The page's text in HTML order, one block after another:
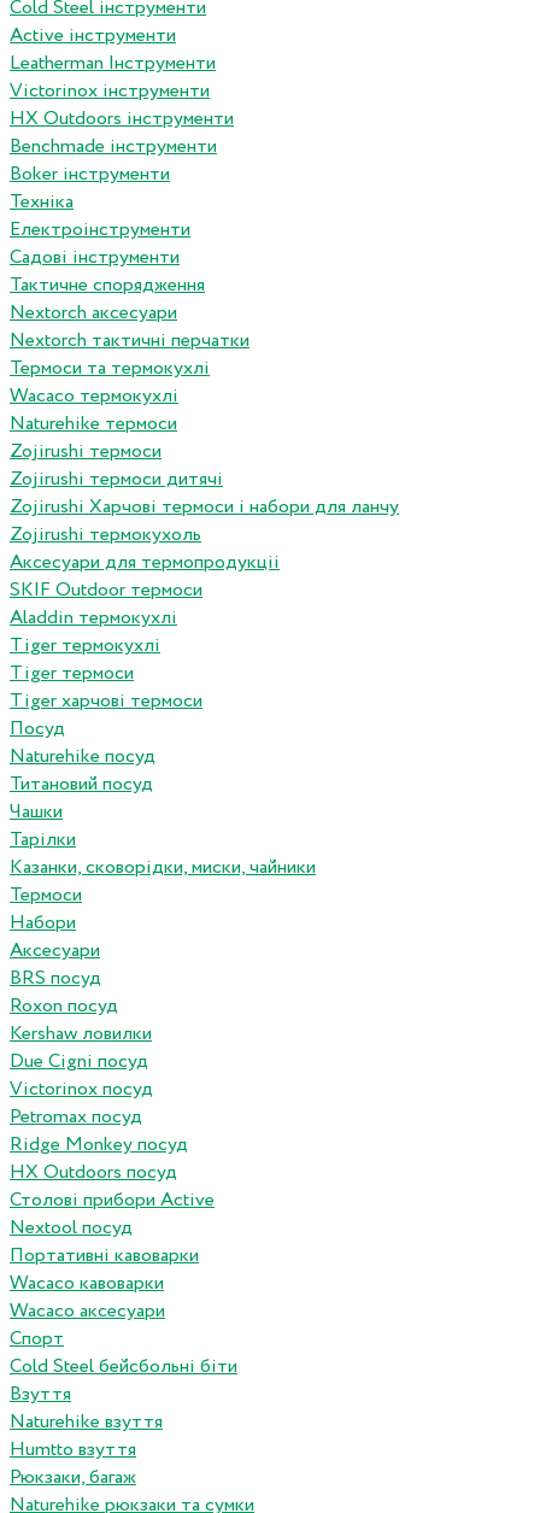
Сold Steel інструменти
Active інструменти
Leatherman Інструменти
Victorinox інструменти
HX Outdoors інструменти
Benchmade інструменти
Boker інструменти
Техніка
Електроінструменти
Садові інструменти
Тактичне спорядження
Nextorch аксесуари
Nextorch тактичні перчатки
Термоси та термокухлі
Wacaco термокухлі
Naturehike термоси
Zojirushi термоси
Zojirushi термоси дитячі
Zojirushi Харчові термоси і набори для ланчу
Zojirushi термокухоль
Аксесуари для термопродукціі
SKIF Outdoor термоси
Aladdin термокухлі
Tiger термокухлі
Tiger термоси
Tiger харчові термоси
Посуд
Naturehike посуд
Титановий посуд
Чашки
Тарілки
Казанки, сковорідки, миски, чайники
Термоси
Набори
Аксесуари
BRS посуд
Roxon посуд
Kershaw ловилки
Due Cigni посуд
Victorinox посуд
Petromax посуд
Ridge Monkey посуд
HX Outdoors посуд
Столові прибори Active
Nextool посуд
Портативні кавоварки
Wacaco кавоварки
Wacaco аксесуари
Спорт
Cold Steel бейсбольні біти
Взуття
Naturehike взуття
Humtto взуття
Рюкзаки, багаж
Naturehike рюкзаки та сумки